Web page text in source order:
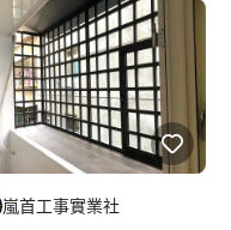
嵐首工事實業社